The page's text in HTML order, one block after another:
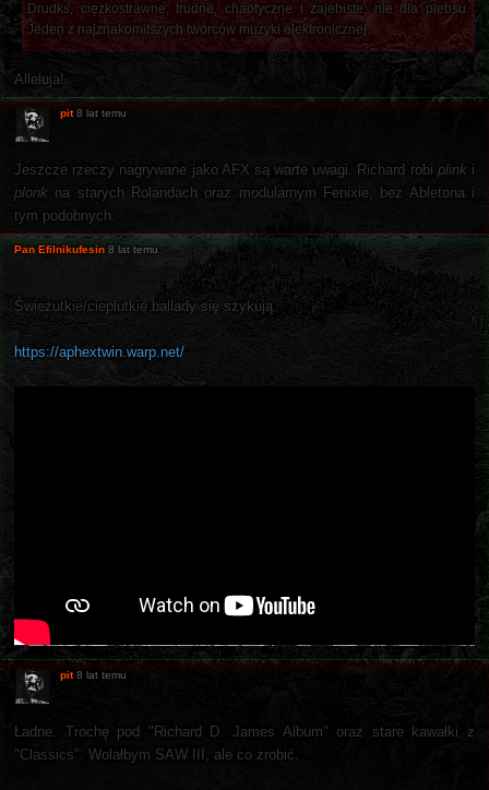
Drudks, ciężkostrawne, trudne, chaotyczne i zajebiste, nie dla plebsu.
Jeden z najznakomitszych twórców muzyki elektronicznej.
Alleluja!
pit 8 lat temu
Jeszcze rzeczy nagrywane jako AFX są warte uwagi. Richard robi plinki
plonk na starych Rolandach oraz modularnym Fenixie, bez Abletona i
tym podobnych.
Pan Efilnikufesin 8 lat temu
Świeżutkie/cieplutkie ballady się szykują.
https://aphextwin.warp.net/
pit 8 lat temu
Ładne. Trochę pod "Richard D. James Album" oraz stare kawałki z
"Classics". Wolałbym SAW III, ale co zrobić.